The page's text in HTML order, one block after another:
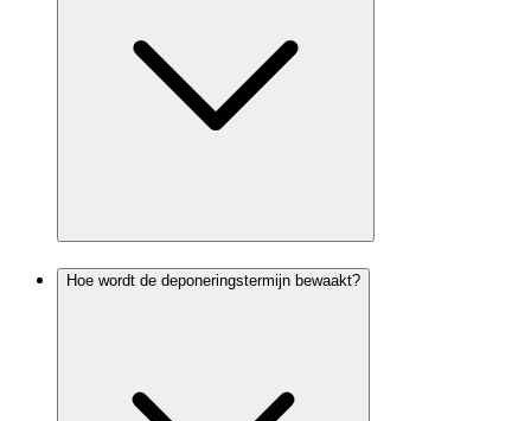
Hoe wordt de deponeringstermijn bewaakt?